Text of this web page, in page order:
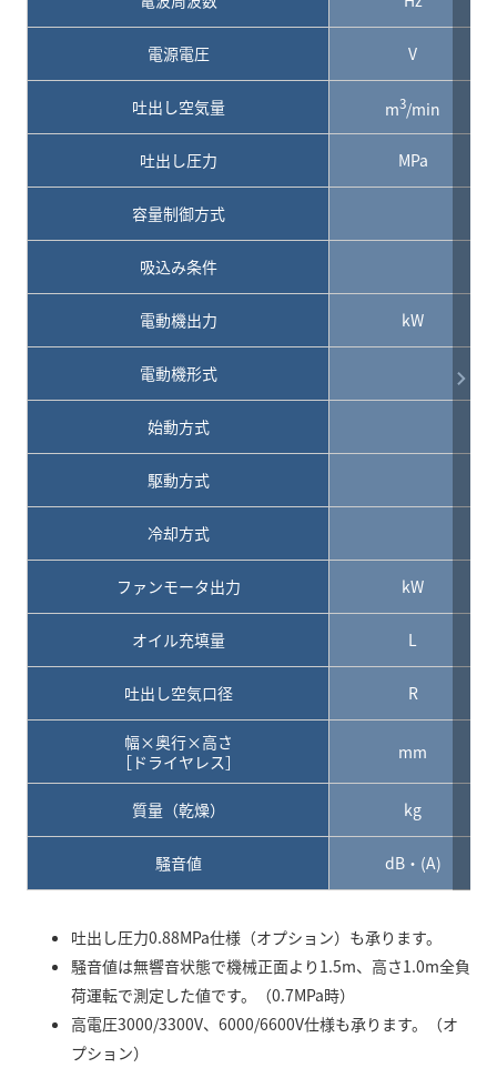
電源電圧 V
吐出し空気量 m3/min
吐出し圧力 MPa
容量制御方式
吸込み条件
電動機出力 kW
電動機形式
始動方式
駆動方式
冷却方式
ファンモータ出力 kW
オイル充填量 L
吐出し空気口径 R
幅×奥行×高さ
［ドライヤレス］
mm
質量（乾燥） kg
騒音値 dB・(A)
吐出し圧力0.88MPa仕様（オプション）も承ります。
騒音値は無響音状態で機械正面より1.5m、高さ1.0m全負
荷運転で測定した値です。（0.7MPa時）
高電圧3000/3300V、6000/6600V仕様も承ります。（オ
プション）